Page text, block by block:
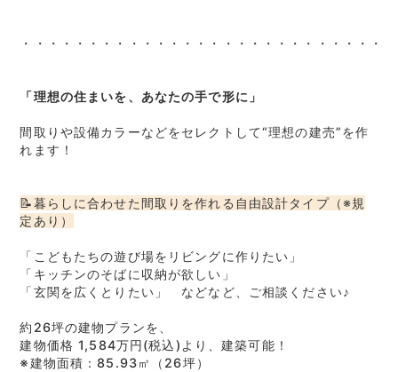
・・・・・・・・・・・・・・・・・・・・・・・・・・・
「理想の住まいを、あなたの手で形に」
間取りや設備カラーなどをセレクトして“理想の建売”を作
れます！
📝暮らしに合わせた間取りを作れる自由設計タイプ（※規
定あり）
「こどもたちの遊び場をリビングに作りたい」
「キッチンのそばに収納が欲しい」
「玄関を広くとりたい」 などなど、ご相談ください♪
約26坪の建物プランを、
建物価格 1,584万円(税込)より、建築可能！
※建物面積：85.93㎡（26坪）